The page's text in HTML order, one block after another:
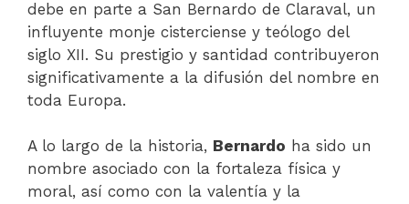
debe en parte a San Bernardo de Claraval, un
influyente monje cisterciense y teólogo del
siglo XII. Su prestigio y santidad contribuyeron
significativamente a la difusión del nombre en
toda Europa.
A lo largo de la historia, Bernardo ha sido un
nombre asociado con la fortaleza física y
moral, así como con la valentía y la